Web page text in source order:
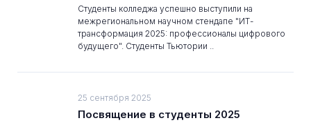
Студенты колледжа успешно выступили на
межрегиональном научном стендапе "ИТ-
трансформация 2025: профессионалы цифрового
будущего". Студенты Тьютории ..
25 сентября 2025
Посвящение в студенты 2025